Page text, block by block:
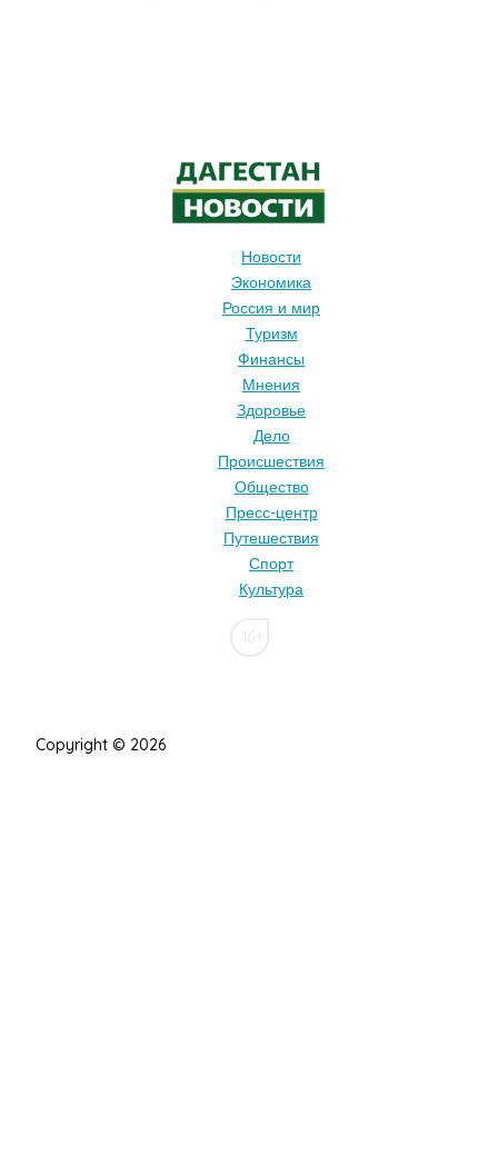
Новости
Экономика
Россия и мир
Туризм
Финансы
Мнения
Здоровье
Дело
Происшествия
Общество
Пресс-центр
Путешествия
Спорт
Культура
Copyright © 2026